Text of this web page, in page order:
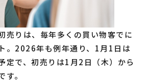
売りは、毎年多くの買い物客でに
。2026年も例年通り、1月1日は
定で、初売りは1月2日（木）から
。